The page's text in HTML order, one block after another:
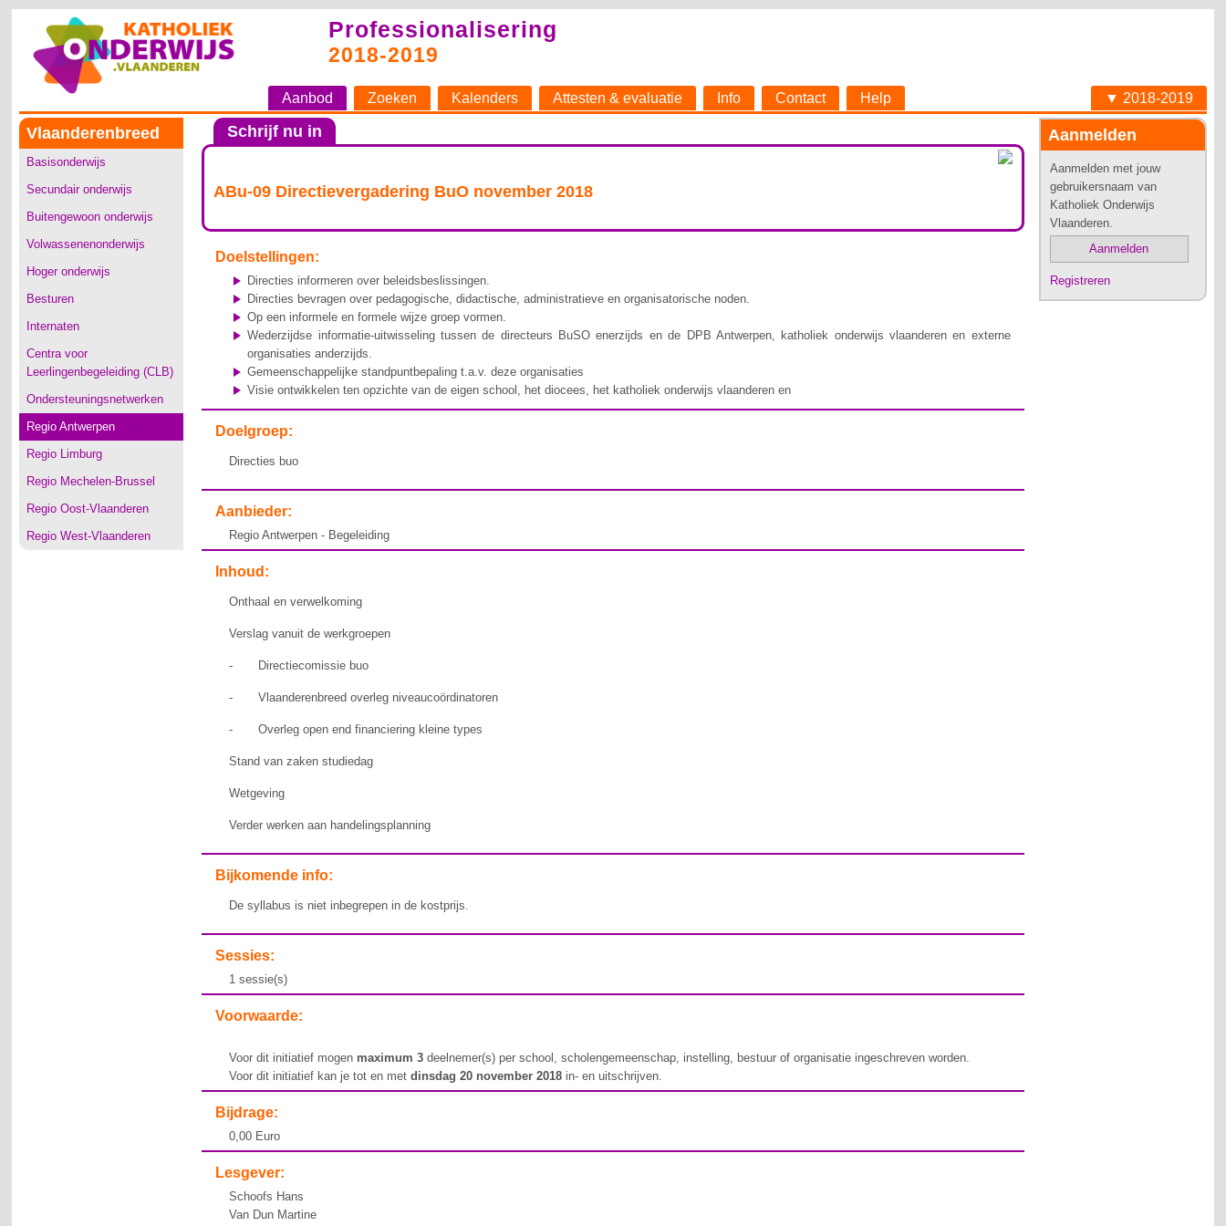
Professionalisering
2018-2019
Aanbod Zoeken Kalenders Attesten & evaluatie Info Contact Help ▼ 2018-2019
Vlaanderenbreed
Basisonderwijs
Secundair onderwijs
Buitengewoon onderwijs
Volwassenenonderwijs
Hoger onderwijs
Besturen
Internaten
Centra voor
Leerlingenbegeleiding (CLB)
Ondersteuningsnetwerken
Regio Antwerpen
Regio Limburg
Regio Mechelen-Brussel
Regio Oost-Vlaanderen
Regio West-Vlaanderen
Aanmelden
Aanmelden met jouw
gebruikersnaam van
Katholiek Onderwijs
Vlaanderen.
Aanmelden
Registreren
Schrijf nu in
ABu-09 Directievergadering BuO november 2018
Doelstellingen:
Directies informeren over beleidsbeslissingen.
Directies bevragen over pedagogische, didactische, administratieve en organisatorische noden.
Op een informele en formele wijze groep vormen.
Wederzijdse informatie-uitwisseling tussen de directeurs BuSO enerzijds en de DPB Antwerpen, katholiek onderwijs vlaanderen en externe
organisaties anderzijds.
Gemeenschappelijke standpuntbepaling t.a.v. deze organisaties
Visie ontwikkelen ten opzichte van de eigen school, het diocees, het katholiek onderwijs vlaanderen en
Doelgroep:
Directies buo
Aanbieder:
Regio Antwerpen - Begeleiding
Inhoud:
Onthaal en verwelkoming
Verslag vanuit de werkgroepen
- Directiecomissie buo
- Vlaanderenbreed overleg niveaucoördinatoren
- Overleg open end financiering kleine types
Stand van zaken studiedag
Wetgeving
Verder werken aan handelingsplanning
Bijkomende info:
De syllabus is niet inbegrepen in de kostprijs.
Sessies:
1 sessie(s)
Voorwaarde:
Voor dit initiatief mogen maximum 3 deelnemer(s) per school, scholengemeenschap, instelling, bestuur of organisatie ingeschreven worden.
Voor dit initiatief kan je tot en metdinsdag 20 november 2018 in- en uitschrijven.
Bijdrage:
0,00 Euro
Lesgever:
Schoofs Hans
Van Dun Martine